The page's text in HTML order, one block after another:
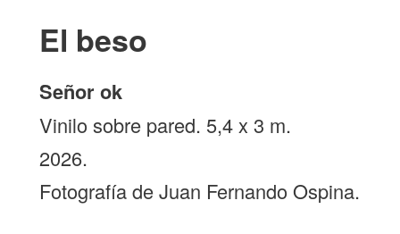
El beso
Señor ok
Vinilo sobre pared. 5,4 x 3 m.
2026.
Fotografía de Juan Fernando Ospina.